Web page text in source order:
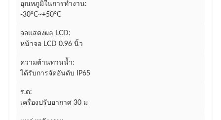
อุณหภูมิในการทำงาน:
-30°C~+50°C
จอแสดงผล LCD:
หน้าจอ LCD 0.96 นิ้ว
ความต้านทานน้ำ:
ได้รับการจัดอันดับ IP65
ร.ด:
เครื่องปรับอากาศ 30 ม